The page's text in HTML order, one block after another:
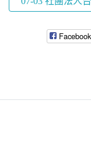
Facebook